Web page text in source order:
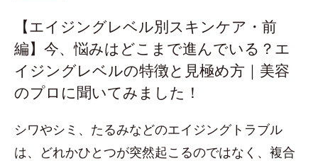
【エイジングレベル別スキンケア・前
編】今、悩みはどこまで進んでいる？エ
イジングレベルの特徴と見極め方｜美容
のプロに聞いてみました！
シワやシミ、たるみなどのエイジングトラブル
は、どれかひとつが突然起こるのではなく、複合